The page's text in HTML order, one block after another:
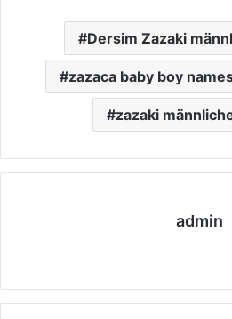
Dersim Zazaki
zazaca baby boy
zazaki
admin
eit